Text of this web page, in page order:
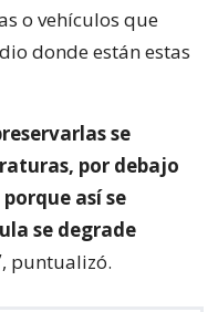
o vehículos que
donde están estas
se
por debajo
así se
se degrade
, puntualizó.